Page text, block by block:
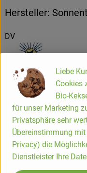
Hersteller:
DV
Sonnentor
A 3913 Sprögnitz
"Wir von Sonnentor
die besten Rezepte
Liebe
Cookies
Bio-
für unser Marketing
Privatsphäre sehr
Übereinstimmung
Privacy) die
Dienstleister Ihre